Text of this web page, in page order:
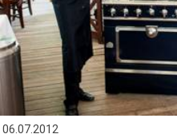
06.07.2012